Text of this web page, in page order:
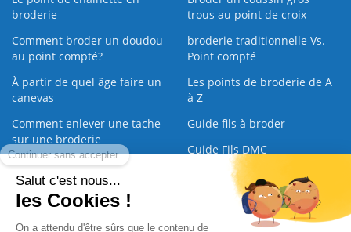
broderie
trous au point de croix
Comment broder un doudou
au point compté?
broderie traditionnelle Vs.
Point compté
À partir de quel âge faire un
canevas
Les points de broderie de A
à Z
Comment enlever une tache
sur une broderie
Guide fils à broder
Guide Fils DMC
Guide de la Broderie